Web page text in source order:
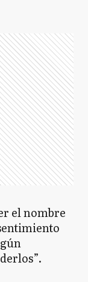
el nombre